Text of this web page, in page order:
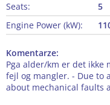
Seats:
5
Engine Power (kW):
Komentarze:
Pga alder/km er det ikke
fejl og mangler. - Due to
about mechanical faults